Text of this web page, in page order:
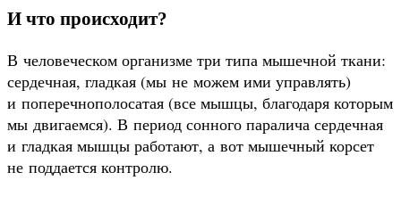
И что происходит?
В человеческом организме три типа мышечной ткани:
сердечная, гладкая (мы не можем ими управлять)
и поперечнополосатая (все мышцы, благодаря которым
мы двигаемся). В период сонного паралича сердечная
и гладкая мышцы работают, а вот мышечный корсет
не поддается контролю.